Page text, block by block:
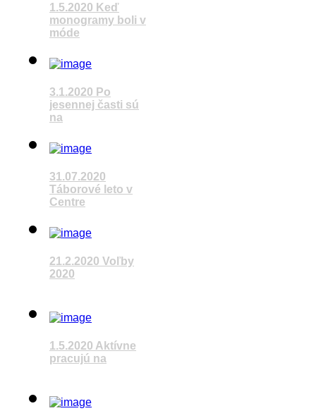
1.5.2020 Keď
monogramy boli v
móde
Pozrieť video
3.1.2020 Po
jesennej časti sú
na
Pozrieť video
31.07.2020
Táborové leto v
Centre
Pozrieť video
21.2.2020 Voľby
2020
1.5.2020 Aktívne
pracujú na